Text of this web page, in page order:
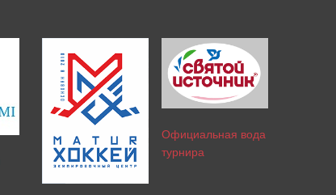
Официальная вода
турнира